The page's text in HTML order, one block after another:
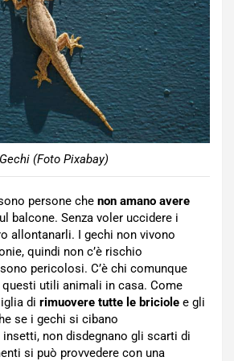
Gechi (Foto Pixabay)
persone che non amano avere
balcone. Senza voler uccidere i
allontanarli. I gechi non vivono
quindi non c’è rischio
pericolosi. C’è chi comunque
questi utili animali in casa. Come
di rimuovere tutte le briciole e gli
se i gechi si cibano
insetti, non disdegnano gli scarti di
si può provvedere con una